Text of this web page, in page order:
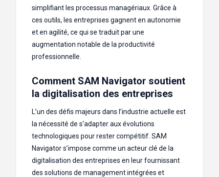
simplifiant les processus managériaux. Grâce à
ces outils, les entreprises gagnent en autonomie
et en agilité, ce qui se traduit par une
augmentation notable de la productivité
professionnelle.
Comment SAM Navigator soutient
la digitalisation des entreprises
L’un des défis majeurs dans l’industrie actuelle est
la nécessité de s’adapter aux évolutions
technologiques pour rester compétitif. SAM
Navigator s’impose comme un acteur clé de la
digitalisation des entreprises en leur fournissant
des solutions de management intégrées et